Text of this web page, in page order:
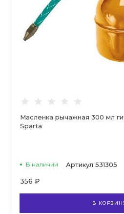
Масленка рычажная 300 мл
Sparta
В наличии Артикул 531305
356 ₽
В